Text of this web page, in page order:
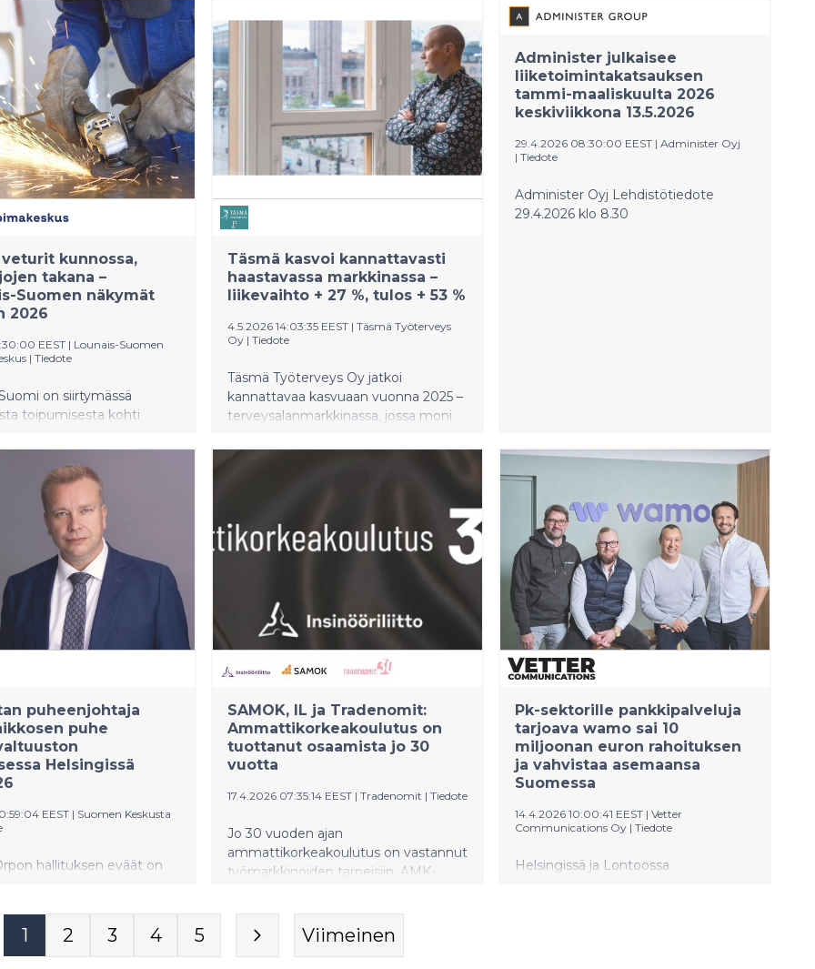
tulisi lisätä osana julkista
palvelutuotantoa, 17 prosenttia pitää
nykyistä tasoa riittävänä ja kuusi
prosenttia haluaa vähentää yritysten
osuutta.
veturit kunnossa,
takana –
Suomen näkymät
2026
EEST | Lounais-Suomen
| Tiedote
on siirtymässä
toipumisesta kohti
keskeinen vahvuus on
elinkeinorakenne, jossa
erityisesti meriteollisuus,
lääketeollisuus,
sekä vahva alkutuotanto.
sijainti, pk-yrityskentän
ja monipuolinen
tukevat alueen
Varsinais-Suomen
ja työmarkkinoiden
ja näkymiä on arvioitu
kehitysnäkymät -
Täsmä kasvoi kannattavasti
haastavassa markkinassa –
liikevaihto + 27 %, tulos + 53 %
4.5.2026 14:03:35 EEST | Täsmä Työterveys
Oy | Tiedote
Täsmä Työterveys Oy jatkoi
kannattavaa kasvuaan vuonna 2025 –
terveysalanmarkkinassa, jossa moni
kanssa. Yhtiön liikevaihto kasvoi 27
kasvua 53 prosenttia.
Administer julkaisee
liiketoimintakatsauksen
tammi-maaliskuulta 2026
keskiviikkona 13.5.2026
29.4.2026 08:30:00 EEST | Administer Oyj
| Tiedote
Administer Oyj Lehdistötiedote
29.4.2026 klo 8.30
puheenjohtaja
puhe
Helsingissä
EEST | Suomen Keskusta
hallituksen eväät on
SAMOK, IL ja Tradenomit:
Ammattikorkeakoulutus on
tuottanut osaamista jo 30
vuotta
17.4.2026 07:35:14 EEST | Tradenomit | Tiedote
Jo 30 vuoden ajan
ammattikorkeakoulutus on vastannut
työmarkkinoiden tarpeisiin. AMK-
samalla vakiintui niin nykymuotoiset
AMK-tutkinnot, opiskelijakunnat kuin
Pk-sektorille pankkipalveluja
tarjoava wamo sai 10
miljoonan euron rahoituksen
ja vahvistaa asemaansa
Suomessa
14.4.2026 10:00:41 EEST | Vetter
Communications Oy | Tiedote
Helsingissä ja Lontoossa
1 2 3 4 5 Viimeinen